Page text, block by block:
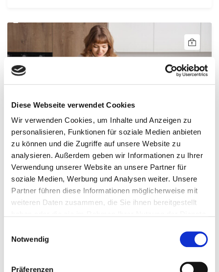
Diese Webseite verwendet Cookies
Wir verwenden Cookies, um Inhalte und Anzeigen zu
personalisieren, Funktionen für soziale Medien anbieten
zu können und die Zugriffe auf unsere Website zu
analysieren. Außerdem geben wir Informationen zu Ihrer
Verwendung unserer Website an unsere Partner für
soziale Medien, Werbung und Analysen weiter. Unsere
Partner führen diese Informationen möglicherweise mit
weiteren Daten zusammen, die Sie ihnen bereitgestellt
Notwendig
Präferenzen
ERNÄHRUNG & REZEPTE
ALLTAG & LIFEHACKS
Meal Prep im Studium
Dein Alltag ist vollgepackt mit Vorlesungen,
keine Zeit, frisch zu kochen? Wie wär's mit Meal
Prep?